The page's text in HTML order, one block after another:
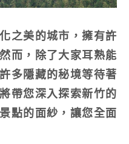
之美的城市，擁有許
而，除了大家耳熟能
多隱藏的秘境等待著
帶您深入探索新竹的
點的面紗，讓您全面